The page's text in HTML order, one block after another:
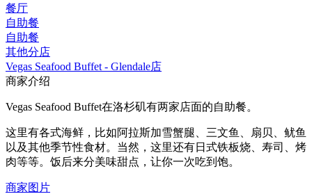
餐厅
自助餐
自助餐
其他分店
Vegas Seafood Buffet - Glendale店
商家介绍
Vegas Seafood Buffet在洛杉矶有两家店面的自助餐。
这里有各式海鲜，比如阿拉斯加雪蟹腿、三文鱼、扇贝、鱿鱼
以及其他季节性食材。当然，这里还有日式铁板烧、寿司、烤
肉等等。饭后来分美味甜点，让你一次吃到饱。
商家图片